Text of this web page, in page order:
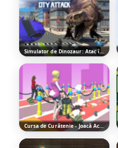
Simulator de Dinozaur: Atac în Oraș - Jocul de Acțiune Distractiv
Cursa de Curățenie - Joacă Acest Joc Distractiv de Curse